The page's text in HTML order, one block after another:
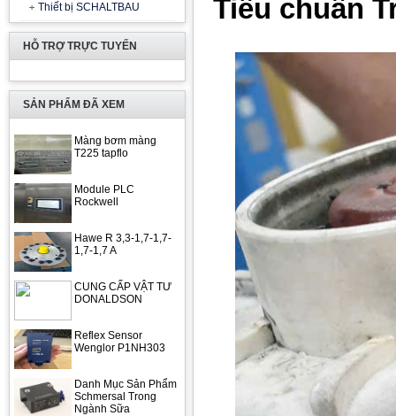
Thiết bị SCHALTBAU
HỖ TRỢ TRỰC TUYẾN
SẢN PHẨM ĐÃ XEM
Màng bơm màng
T225 tapflo
Module PLC
Rockwell
Hawe R 3,3-1,7-1,7-
1,7-1,7 A
CUNG CẤP VẬT TƯ
DONALDSON
Reflex Sensor
Wenglor P1NH303
Danh Mục Sản Phẩm
Schmersal Trong
Ngành Sữa
Tiêu chuẩn